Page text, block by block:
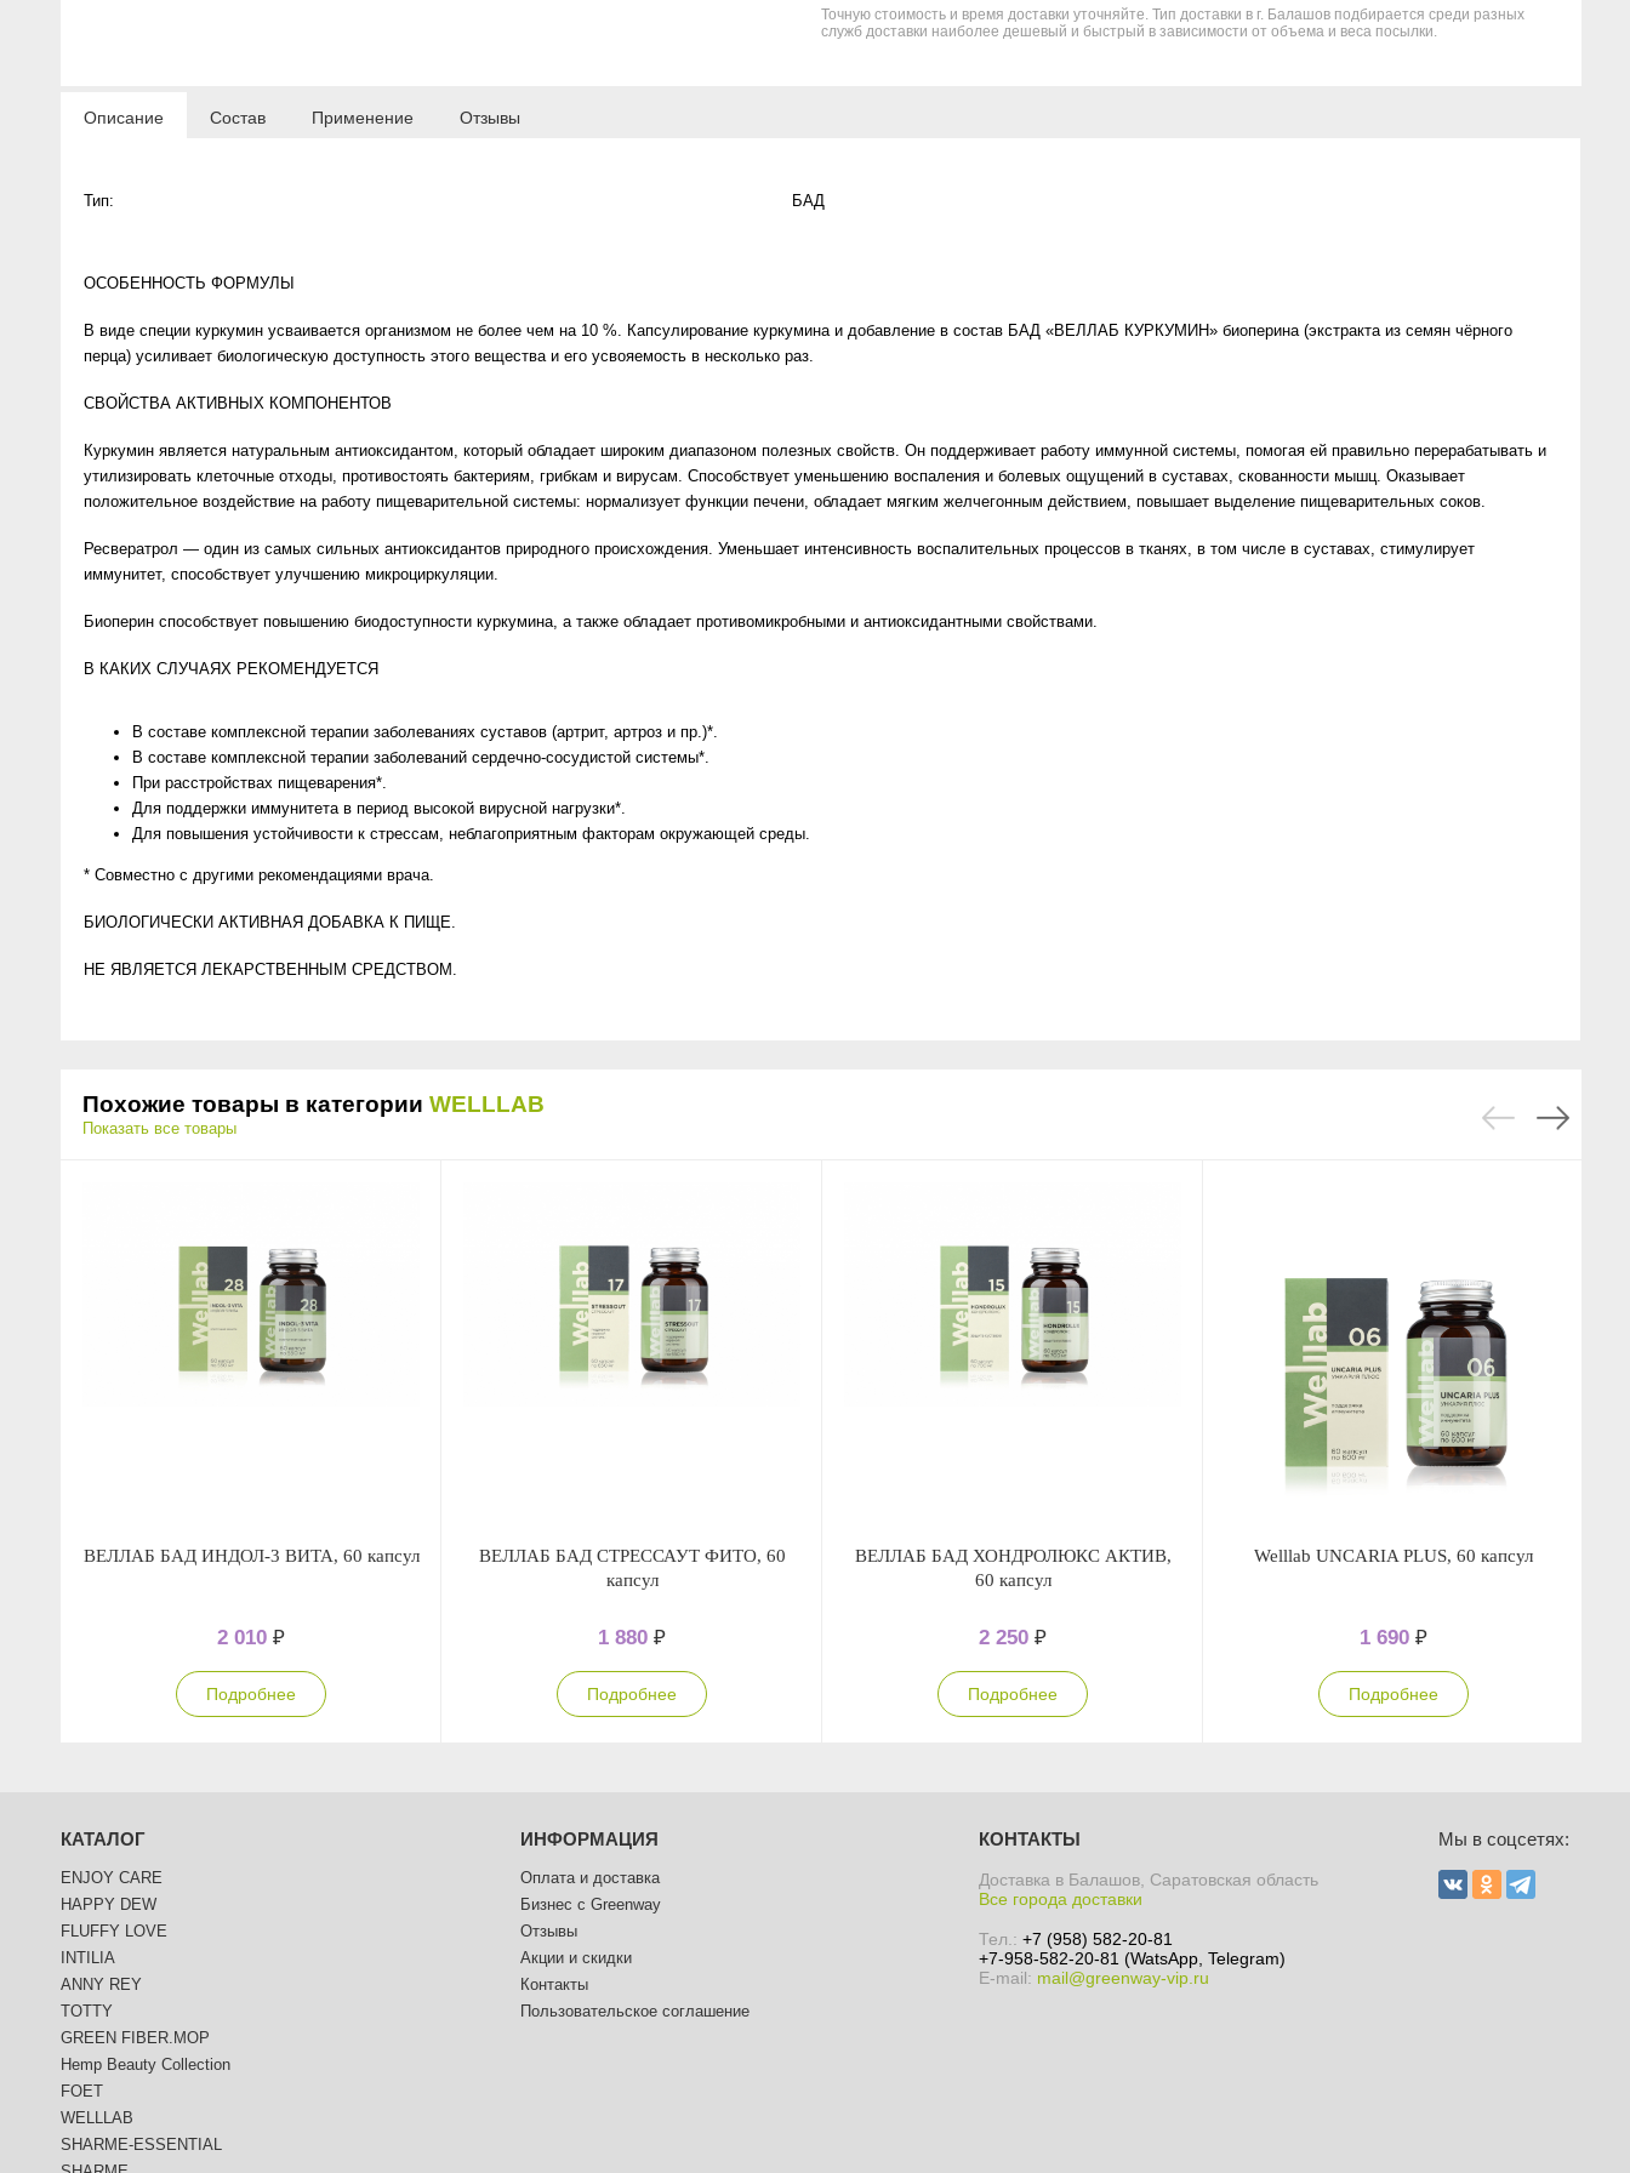
Green Minds
Точную стоимость и время доставки уточняйте. Тип доставки в г. Балашов подбирается среди разных
служб доставки наиболее дешевый и быстрый в зависимости от объема и веса посылки.
Описание Состав Применение Отзывы
Тип: БАД
ОСОБЕННОСТЬ ФОРМУЛЫ
В виде специи куркумин усваивается организмом не более чем на 10 %. Капсулирование куркумина и добавление в состав БАД «ВЕЛЛАБ КУРКУМИН» биоперина (экстракта из семян чёрного
перца) усиливает биологическую доступность этого вещества и его усвояемость в несколько раз.
СВОЙСТВА АКТИВНЫХ КОМПОНЕНТОВ
Куркумин является натуральным антиоксидантом, который обладает широким диапазоном полезных свойств. Он поддерживает работу иммунной системы, помогая ей правильно перерабатывать и
утилизировать клеточные отходы, противостоять бактериям, грибкам и вирусам. Способствует уменьшению воспаления и болевых ощущений в суставах, скованности мышц. Оказывает
положительное воздействие на работу пищеварительной системы: нормализует функции печени, обладает мягким желчегонным действием, повышает выделение пищеварительных соков.
Ресвератрол — один из самых сильных антиоксидантов природного происхождения. Уменьшает интенсивность воспалительных процессов в тканях, в том числе в суставах, стимулирует
иммунитет, способствует улучшению микроциркуляции.
Биоперин способствует повышению биодоступности куркумина, а также обладает противомикробными и антиоксидантными свойствами.
В КАКИХ СЛУЧАЯХ РЕКОМЕНДУЕТСЯ
В составе комплексной терапии заболеваниях суставов (артрит, артроз и пр.)*.
В составе комплексной терапии заболеваний сердечно-сосудистой системы*.
При расстройствах пищеварения*.
Для поддержки иммунитета в период высокой вирусной нагрузки*.
Для повышения устойчивости к стрессам, неблагоприятным факторам окружающей среды.
* Совместно с другими рекомендациями врача.
БИОЛОГИЧЕСКИ АКТИВНАЯ ДОБАВКА К ПИЩЕ.
НЕ ЯВЛЯЕТСЯ ЛЕКАРСТВЕННЫМ СРЕДСТВОМ.
Похожие товары в категории WELLLAB
Показать все товары
ВЕЛЛАБ БАД ИНДОЛ-3 ВИТА, 60 капсул
2 010 ₽
Подробнее
ВЕЛЛАБ БАД СТРЕССАУТ ФИТО, 60
капсул
1 880 ₽
Подробнее
ВЕЛЛАБ БАД ХОНДРОЛЮКС АКТИВ,
60 капсул
2 250 ₽
Подробнее
Welllab UNCARIA PLUS, 60 капсул
1 690 ₽
Подробнее
КАТАЛОГ
ENJOY CARE
HAPPY DEW
FLUFFY LOVE
INTILIA
ANNY REY
TOTTY
GREEN FIBER.MOP
Hemp Beauty Collection
FOET
WELLLAB
SHARME-ESSENTIAL
ИНФОРМАЦИЯ
Оплата и доставка
Бизнес с Greenway
Отзывы
Акции и скидки
Контакты
Пользовательское соглашение
КОНТАКТЫ
Доставка в Балашов, Саратовская область
Все города доставки
Тел.:+7 (958) 582-20-81
+7-958-582-20-81 (WatsApp, Telegram)
E-mail: mail@greenway-vip.ru
Мы в соцсетях: